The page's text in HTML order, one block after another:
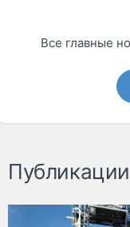
Все главные